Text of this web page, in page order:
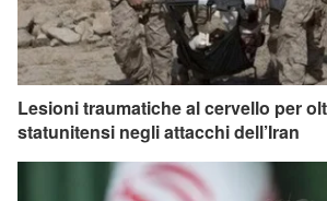
Lesioni traumatiche al cervello per
statunitensi negli attacchi dell’Iran